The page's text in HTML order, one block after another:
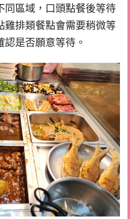
同區域，口頭點餐後等待
雞排類餐點會需要稍微等
是否願意等待。